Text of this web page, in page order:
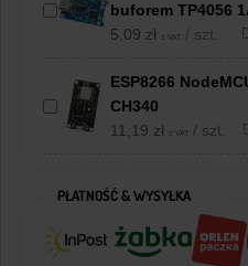
buforem TP4056
5,09 zł z VAT / szt.
ESP8266
CH340
11,19 zł z VAT / szt.
PŁATNOŚĆ & WYSYŁKA